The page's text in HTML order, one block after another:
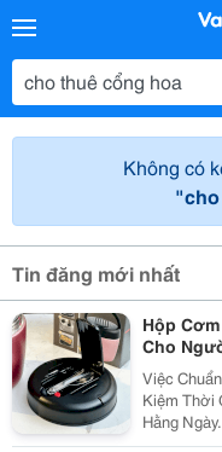
Không có
Tin đăng mới nhất
Hộp
Cho
Việc
Kiệm Thời
Hằng
Phù Hợp